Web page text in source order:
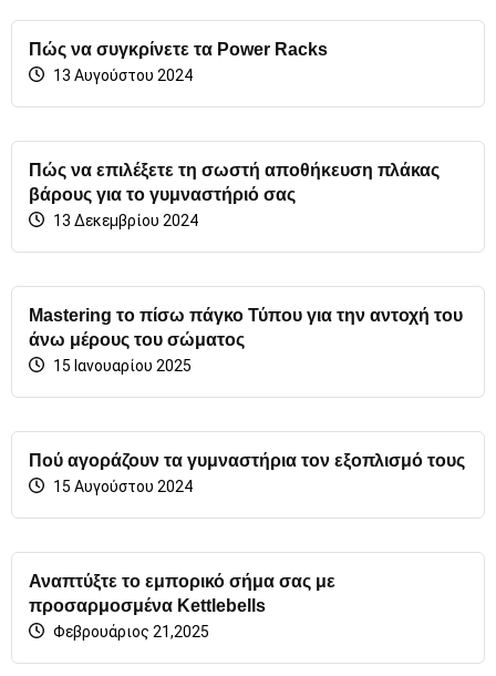
Πώς να συγκρίνετε τα Power Racks
13 Αυγούστου 2024
Πώς να επιλέξετε τη σωστή αποθήκευση πλάκας
βάρους για το γυμναστήριό σας
13 Δεκεμβρίου 2024
Mastering το πίσω πάγκο Τύπου για την αντοχή του
άνω μέρους του σώματος
15 Ιανουαρίου 2025
Πού αγοράζουν τα γυμναστήρια τον εξοπλισμό τους
15 Αυγούστου 2024
Αναπτύξτε το εμπορικό σήμα σας με
προσαρμοσμένα Kettlebells
Φεβρουάριος 21,2025